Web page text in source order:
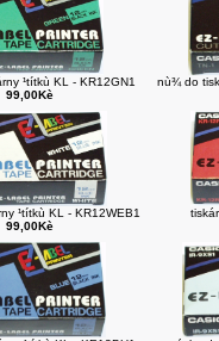
¹títkù KL - KR12GN1
99,00Kè
nù¾ do
¹títkù KL - KR12WEB1
99,00Kè